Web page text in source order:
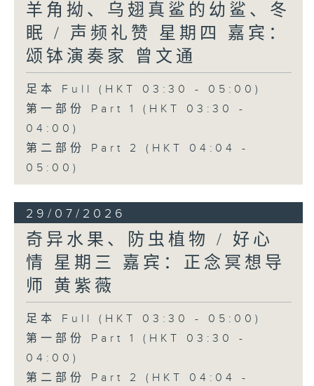
羊角拗、乌翅真鲨的幼鲨、冬
眠 / 声频礼赞 星期四 嘉宾：
颂钵演奏家 曾文通
足本 Full (HKT 03:30 - 05:00)
第一部份 Part 1 (HKT 03:30 -
04:00)
第二部份 Part 2 (HKT 04:04 -
05:00)
29/07/2026
奇异水果、防虫植物 / 好心
情 星期三 嘉宾：正念冥想导
师 黄紫薇
足本 Full (HKT 03:30 - 05:00)
第一部份 Part 1 (HKT 03:30 -
04:00)
第二部份 Part 2 (HKT 04:04 -